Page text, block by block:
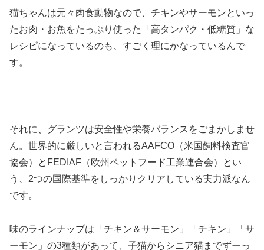
猫ちゃんは元々肉食動物なので、チキンやサーモンといっ
たお肉・お魚をたっぷり使った「高タンパク・低糖質」な
レシピになっているのも、すごく理にかなっているんで
す。
それに、グランツは安全性や栄養バランスをごまかしませ
ん。世界的に厳しいと言われるAAFCO（米国飼料検査官
協会）とFEDIAF（欧州ペットフード工業連合会）とい
う、2つの国際基準をしっかりクリアしている実力派なん
です。
味のラインナップは「チキン＆サーモン」「チキン」「サ
ーモン」の3種類があって、子猫からシニア猫までずーっ